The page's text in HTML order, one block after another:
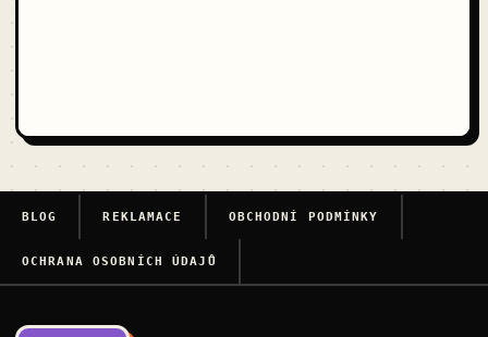
BLOG REKLAMACE OBCHODNÍ PODMÍNKY
OCHRANA OSOBNÍCH ÚDAJŮ